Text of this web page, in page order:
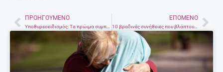
PrevΠΡΟΗΓΟΎΜΕΝΟ
Υποθυρεοειδισμός: Τα πρώιμα συμπτώματα που συνήθως αγνοούμε
ΕΠΌΜΕΝΟ
10 βραδινές συνήθειες που βλάπτουν την επιδερμίδα μας